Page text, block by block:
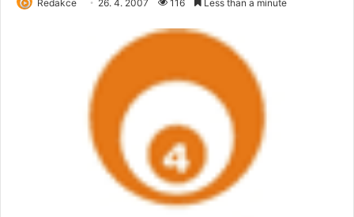
Redakce 26. 4. 2007 116 Less than a minute